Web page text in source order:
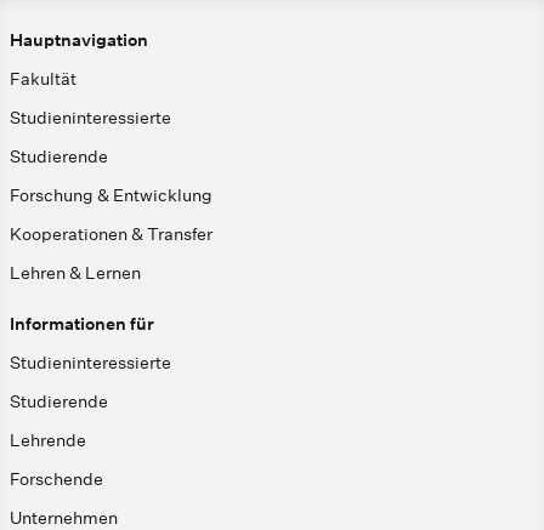
Hauptnavigation
Fakultät
Studieninteressierte
Studierende
Forschung & Entwicklung
Kooperationen & Transfer
Lehren & Lernen
Informationen für
Studieninteressierte
Studierende
Lehrende
Forschende
Unternehmen